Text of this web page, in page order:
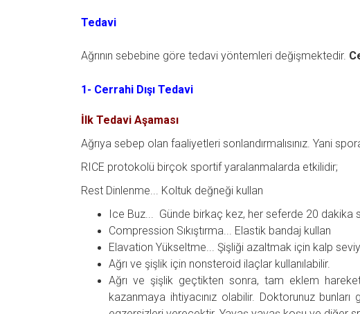
Tedavi
Ağrının sebebine göre tedavi yöntemleri değişmektedir.
1- Cerrahi Dışı Tedavi
İlk Tedavi Aşaması
Ağrıya sebep olan faaliyetleri sonlandırmalısınız. Yani
RICE protokolü birçok sportif yaralanmalarda etkilidir;
Rest Dinlenme... Koltuk değneği kullan
Ice Buz... Günde birkaç kez, her seferde 20 dakika
Compression Sıkıştırma... Elastik bandaj kullan
Elavation Yükseltme... Şişliği azaltmak için kalp
Ağrı ve şişlik için nonsteroid ilaçlar kullanılabilir.
Ağrı ve şişlik geçtikten sonra, tam eklem hareket
kazanmaya ihtiyacınız olabilir. Doktorunuz